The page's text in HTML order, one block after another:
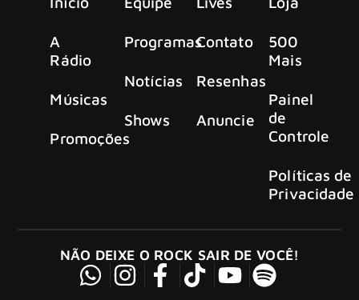
A
Rádio
Músicas
Promoções
Programas
Notícias
Shows
Contato
Resenhas
Anuncie
500
Mais
Painel
de
Controle
Políticas de
Privacidade
NÃO DEIXE O ROCK SAIR DE VOCÊ!